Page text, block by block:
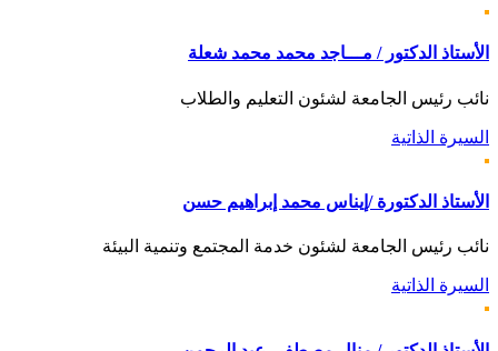
الأستاذ الدكتور / مـــاجد محمد محمد شعلة
نائب رئيس الجامعة لشئون التعليم والطلاب
السيرة الذاتية
الأستاذ الدكتورة /إيناس محمد إبراهيم حسن
نائب رئيس الجامعة لشئون خدمة المجتمع وتنمية البيئة
السيرة الذاتية